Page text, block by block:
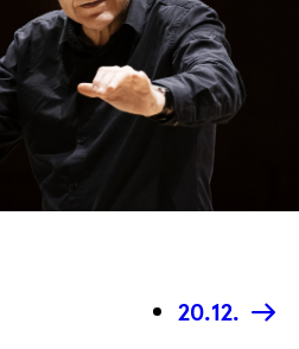
20.12.